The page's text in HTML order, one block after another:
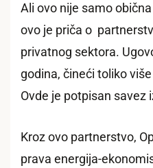
Ali ovo nije samo
ovo je priča o
privatnog sektora.
godina, čineći toliko
Ovde je potpisan
Kroz ovo partnerstvo,
prava energija-